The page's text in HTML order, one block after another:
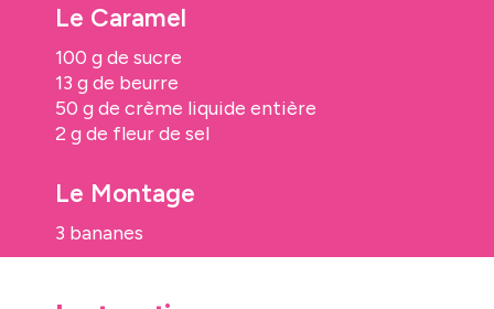
Le Caramel
100 g de sucre
13 g de beurre
50 g de crème liquide entière
2 g de fleur de sel
Le Montage
3 bananes